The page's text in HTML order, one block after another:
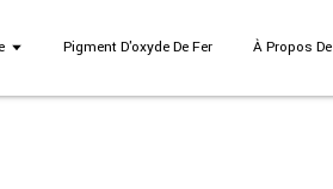
Pigment D'oxyde De Fer À Propos